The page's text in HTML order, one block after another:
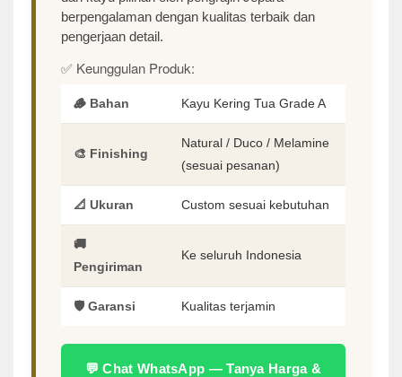
berpengalaman dengan kualitas terbaik dan
pengerjaan detail.
✅ Keunggulan Produk:
🪵 Bahan Kayu Kering Tua Grade A
🎨 Finishing
Natural / Duco / Melamine
(sesuai pesanan)
📐 Ukuran Custom sesuai kebutuhan
🚚
Pengiriman
Ke seluruh Indonesia
🛡️ Garansi Kualitas terjamin
💬 Chat WhatsApp — Tanya Harga &